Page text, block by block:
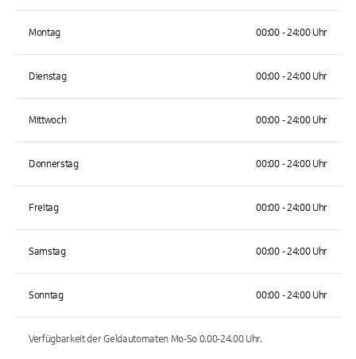
Montag 00:00 - 24:00 Uhr
Dienstag 00:00 - 24:00 Uhr
Mittwoch 00:00 - 24:00 Uhr
Donnerstag 00:00 - 24:00 Uhr
Freitag 00:00 - 24:00 Uhr
Samstag 00:00 - 24:00 Uhr
Sonntag 00:00 - 24:00 Uhr
Verfügbarkeit der Geldautomaten Mo-So 0.00-24.00Uhr.